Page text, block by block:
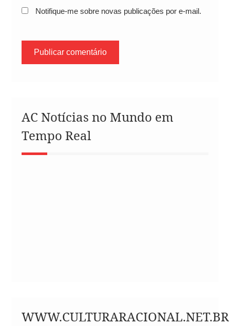
Notifique-me sobre novas publicações por e-mail.
AC Notícias no Mundo em
Tempo Real
WWW.CULTURARACIONAL.NET.BR